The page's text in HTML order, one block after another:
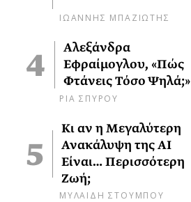
ΙΩΑΝΝΗΣ ΜΠΑΖΙΩΤΗΣ
Αλεξάνδρα
Εφραίμογλου, «Πώς
Φτάνεις Τόσο Ψηλά;»
ΡΙΑ ΣΠΥΡΟΥ
Κι αν η Μεγαλύτερη
Ανακάλυψη της AI
Είναι… Περισσότερη
Ζωή;
ΜΥΛΑΙΔΗ ΣΤΟΥΜΠΟΥ